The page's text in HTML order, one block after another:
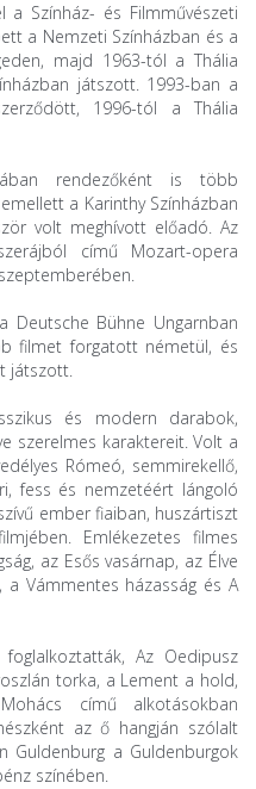
a Színház- és Filmművészeti
a Nemzeti Színházban és a
majd 1963-tól a Thália
játszott. 1993-ban a
1996-tól a Thália
rendezőként is több
a Karinthy Színházban
volt meghívott előadó. Az
című Mozart-opera
Deutsche Bühne Ungarnban
filmet forgatott németül, és
játszott.
és modern darabok,
szerelmes karaktereit. Volt a
Rómeó, semmirekellő,
fess és nemzetéért lángoló
ember fiaiban, huszártiszt
Emlékezetes filmes
az Esős vasárnap, az Élve
a Vámmentes házasság és A
Az Oedipusz
torka, a Lement a hold,
című alkotásokban
az ő hangján szólalt
Guldenburg a Guldenburgok
színében.